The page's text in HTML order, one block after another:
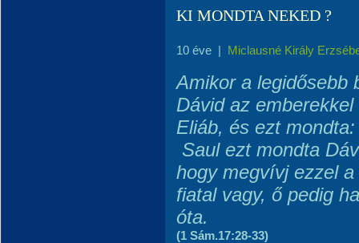
KI MONDTA NEKED ?
10 éve | Miclausné Király
Amikor a legidősebb
Dávid az
Eliáb, és ezt
Saul ezt mondta
hogy megvívj ezzel
fiatal vagy, ő pedig
óta.
(1 Sám.17:28-33)